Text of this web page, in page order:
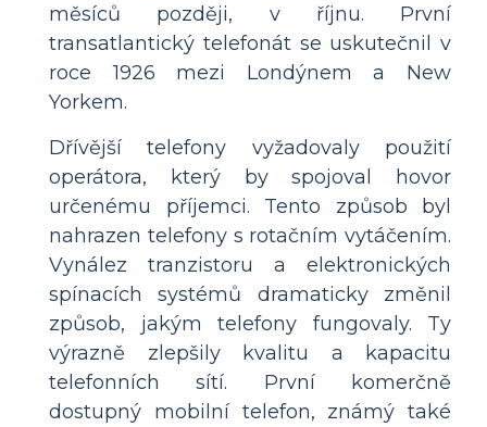
měsíců později, v říjnu. První
transatlantický telefonát se uskutečnil v
roce 1926 mezi Londýnem a New
Yorkem.
Dřívější telefony vyžadovaly použití
operátora, který by spojoval hovor
určenému příjemci. Tento způsob byl
nahrazen telefony s rotačním vytáčením.
Vynález tranzistoru a elektronických
spínacích systémů dramaticky změnil
způsob, jakým telefony fungovaly. Ty
výrazně zlepšily kvalitu a kapacitu
telefonních sítí. První komerčně
dostupný mobilní telefon, známý také